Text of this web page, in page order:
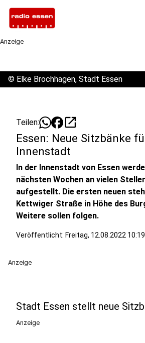
Anzeige
© Elke Brochhagen, Stadt Essen
Teilen: open_in_new
Essen: Neue Sitzbänke
Innenstadt
In der Innenstadt von Essen
nächsten Wochen an vielen
aufgestellt. Die ersten neuen
Kettwiger Straße in Höhe des
Weitere sollen folgen.
Veröffentlicht: Freitag, 12.08.2022 10:19
Anzeige
Stadt Essen stellt neue
Anzeige